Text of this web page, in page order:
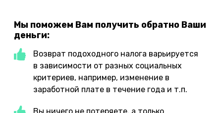
Мы поможем Вам получить обратно Ваши
деньги:
Возврат подоходного налога варьируется
в зависимости от разных социальных
критериев, например, изменение в
заработной плате в течение года и т.п.
Вы ничего не потеряете, а только